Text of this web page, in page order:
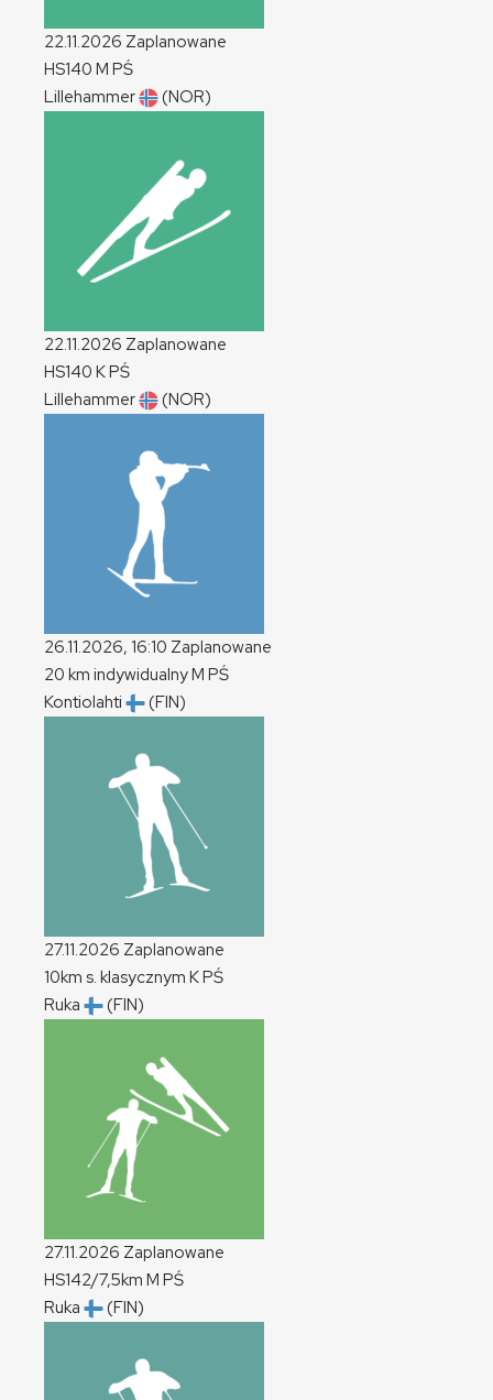
22.11.2026 Zaplanowane
HS140 M PŚ
Lillehammer
(NOR)
22.11.2026 Zaplanowane
HS140 KPŚ
Lillehammer
(NOR)
26.11.2026, 16:10 Zaplanowane
20 km indywidualnyM PŚ
Kontiolahti
(FIN)
27.11.2026 Zaplanowane
10km s. klasycznym KPŚ
Ruka
(FIN)
27.11.2026 Zaplanowane
HS142/7,5km M PŚ
Ruka
(FIN)